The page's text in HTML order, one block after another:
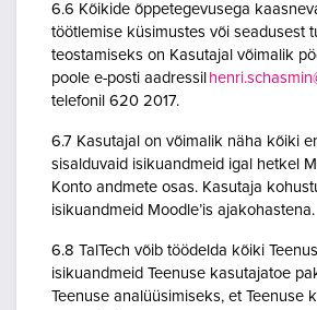
6.6 Kõikide õppetegevusega
töötlemise küsimustes või seadusest
teostamiseks on Kasutajal võimalik
poole e-posti aadressil
telefonil 620 2017.
6.7 Kasutajal on võimalik näha kõiki
sisalduvaid isikuandmeid igal hetkel
Konto andmete osas. Kasutaja
isikuandmeid Moodle’is ajakohastena.
6.8 TalTech võib töödelda kõiki
isikuandmeid Teenuse kasutajatoe
Teenuse analüüsimiseks, et Teenuse